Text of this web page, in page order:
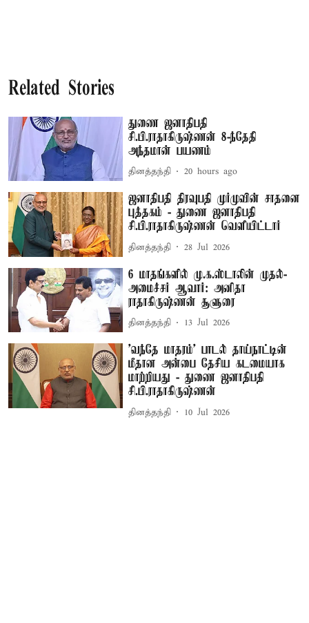
Related Stories
துணை ஜனாதிபதி
சி.பி.ராதாகிருஷ்ணன் 8-ந்தேதி
அந்தமான் பயணம்
தினத்தந்தி 20 hours ago
ஜனாதிபதி திரவுபதி முர்முவின் சாதனை
புத்தகம் - துணை ஜனாதிபதி
சி.பி.ராதாகிருஷ்ணன் வெளியிட்டார்
தினத்தந்தி 28 Jul 2026
6 மாதங்களில் மு.க.ஸ்டாலின் முதல்-
அமைச்சர் ஆவார்: அனிதா
ராதாகிருஷ்ணன் சூளுரை
தினத்தந்தி 13 Jul 2026
'வந்தே மாதரம்' பாடல் தாய்நாட்டின்
மீதான அன்பை தேசிய கடமையாக
மாற்றியது - துணை ஜனாதிபதி
சி.பி.ராதாகிருஷ்ணன்
தினத்தந்தி 10 Jul 2026